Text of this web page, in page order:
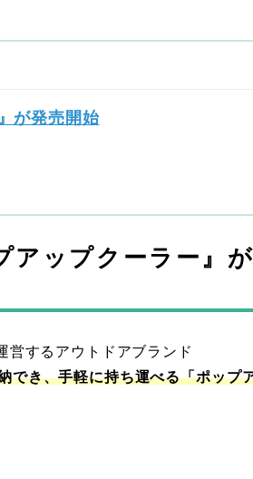
が発売開始
アップクーラー』
営するアウトドアブランド
でき、手軽に持ち運べる「ポップ